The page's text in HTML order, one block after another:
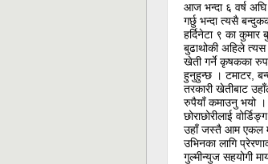
आज भन्दा ६ वर्ष
गर्छु भन्दा त्यसै
हर्दिनेटा ९ का कुमार
बुढाथोकी अहिले त्यस
खेती गर्ने कृषकका
हुनुहुन्छ । टमाटर,
तरकारी खेतीबाट
रुपैयाँ कमाउनु भयो ।
छोराछोरीलाई
उहाँ जस्तै आम एकल
उभिनका लागि
गुल्मीन्युज सहयोगी